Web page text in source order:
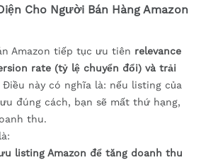
Cho Người Bán Hàng Amazon
Amazon tiếp tục ưu tiên relevance
rate (tỷ lệ chuyển đổi) và trải
Điều này có nghĩa là: nếu listing của
đúng cách, bạn sẽ mất thứ hạng,
thu.
listing Amazon để tăng doanh thu